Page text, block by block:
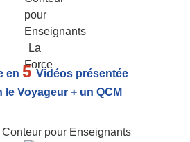
en 5Vidéos présentée
le Voyageur + un QCM